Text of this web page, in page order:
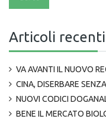
Articoli recenti
VA AVANTI IL NUOVO
CINA, DISERBARE
NUOVI CODICI
BENE IL MERCATO